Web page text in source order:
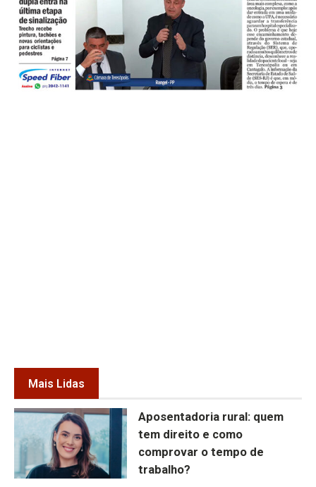
Mais Lidas
Aposentadoria rural: quem
tem direito e como
comprovar o tempo de
trabalho?